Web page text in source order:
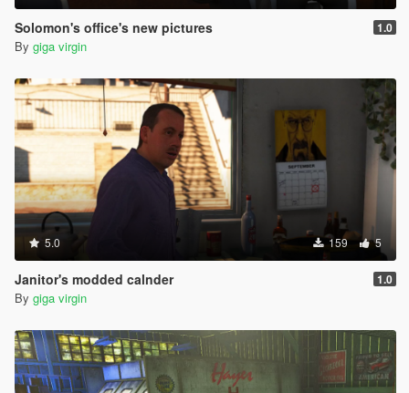
Solomon's office's new pictures 1.0
By giga virgin
5.0 159 5
Janitor's modded calnder 1.0
By giga virgin